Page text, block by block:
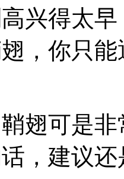
得太早
，你只
可是非
，建议